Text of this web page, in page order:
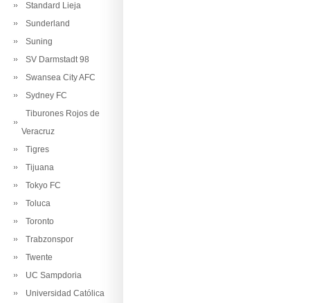
Standard Lieja
Sunderland
Suning
SV Darmstadt 98
Swansea City AFC
Sydney FC
Tiburones Rojos de
Veracruz
Tigres
Tijuana
Tokyo FC
Toluca
Toronto
Trabzonspor
Twente
UC Sampdoria
Universidad Católica